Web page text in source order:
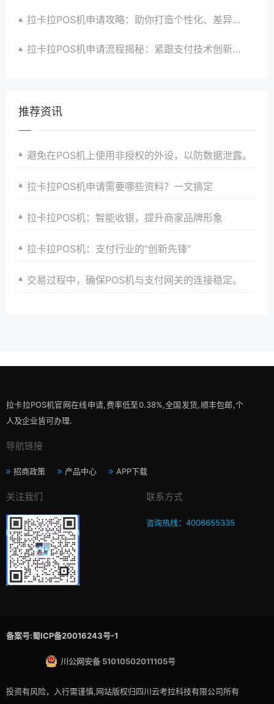
拉卡拉POS机申请攻略：助你打造个性化、差异化支付体验以提升竞争力
拉卡拉POS机申请流程揭秘：紧跟支付技术创新步伐，抢占市场先机
推荐资讯
避免在POS机上使用非授权的外设，以防数据泄露。
拉卡拉POS机申请需要哪些资料？一文搞定
拉卡拉POS机：智能收银，提升商家品牌形象
拉卡拉POS机：支付行业的“创新先锋”
交易过程中，确保POS机与支付网关的连接稳定。
拉卡拉POS机官网在线申请,费率低至0.38%,全国发货,顺丰包邮,个
人及企业皆可办理.
导航链接
招商政策 产品中心 APP下载
关注我们 联系方式
咨询热线：4006655335
备案号:蜀ICP备20016243号-1
川公网安备 51010502011105号
投资有风险，入行需谨慎,网站版权归四川云考拉科技有限公司所有